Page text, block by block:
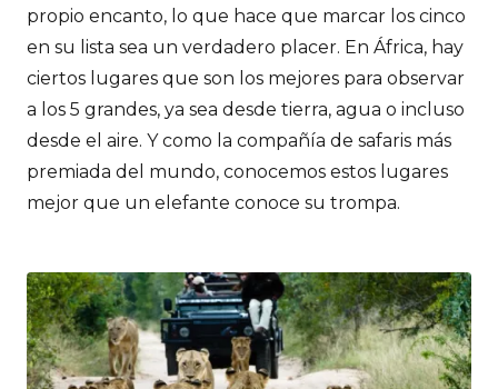
propio encanto, lo que hace que marcar los cinco
en su lista sea un verdadero placer. En África, hay
ciertos lugares que son los mejores para observar
a los 5 grandes, ya sea desde tierra, agua o incluso
desde el aire. Y como la compañía de safaris más
premiada del mundo, conocemos estos lugares
mejor que un elefante conoce su trompa.